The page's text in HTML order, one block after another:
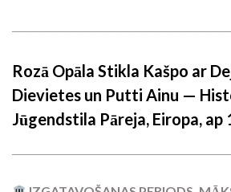
Rozā Opāla Stikla Kašpo ar
Dievietes un Putti Ainu —
Jūgendstila Pāreja, Eiropa, ap